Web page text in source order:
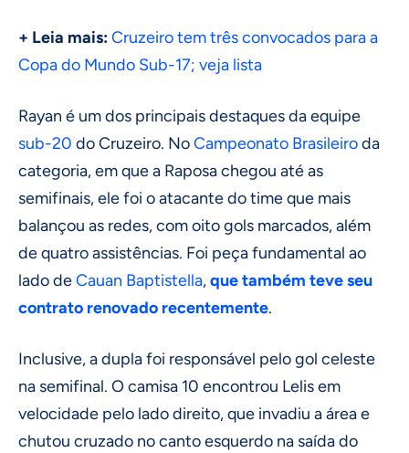
+ Leia mais:Cruzeiro tem três convocados para a
Copa do Mundo Sub-17; veja lista
Rayan é um dos principais destaques da equipe
sub-20 do Cruzeiro. NoCampeonato Brasileiroda
categoria, em que a Raposa chegou até as
semifinais, ele foi o atacante do time que mais
balançou as redes, com oito gols marcados, além
de quatro assistências. Foi peça fundamental ao
lado deCauan Baptistella,que também teve seu
contrato renovado recentemente.
Inclusive, a dupla foi responsável pelo gol celeste
na semifinal. O camisa 10 encontrou Lelis em
velocidade pelo lado direito, que invadiu a área e
chutou cruzado no canto esquerdo na saída do